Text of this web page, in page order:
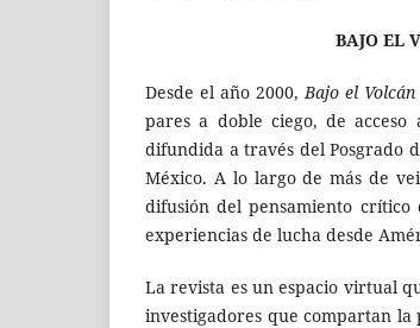
BAJO EL
Desde el año 2000,Bajo el Volcán
pares a doble ciego, de
difundida a través del Posgrado
México. A lo largo de más de
difusión del pensamiento crítico
experiencias de lucha desde
La revista es un espacio virtual
investigadores que compartan